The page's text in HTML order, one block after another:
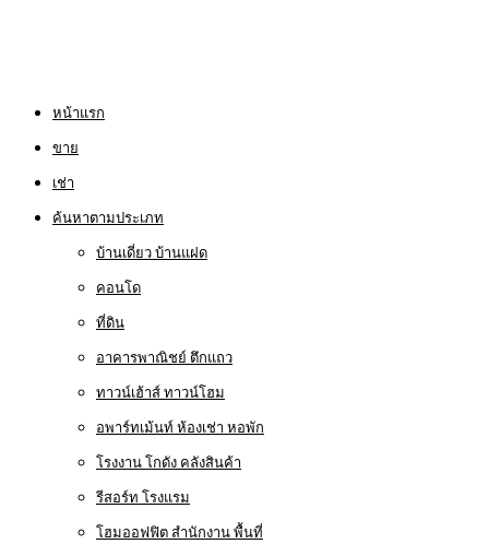
หน้าแรก
ขาย
เช่า
ค้นหาตามประเภท
บ้านเดี่ยว บ้านแฝด
คอนโด
ที่ดิน
อาคารพาณิชย์ ตึกแถว
ทาวน์เฮ้าส์ ทาวน์โฮม
อพาร์ทเม้นท์ ห้องเช่า หอพัก
โรงงาน โกดัง คลังสินค้า
รีสอร์ท โรงแรม
โฮมออฟฟิต สำนักงาน พื้นที่